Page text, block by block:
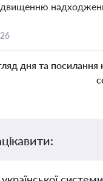
дня та посилання